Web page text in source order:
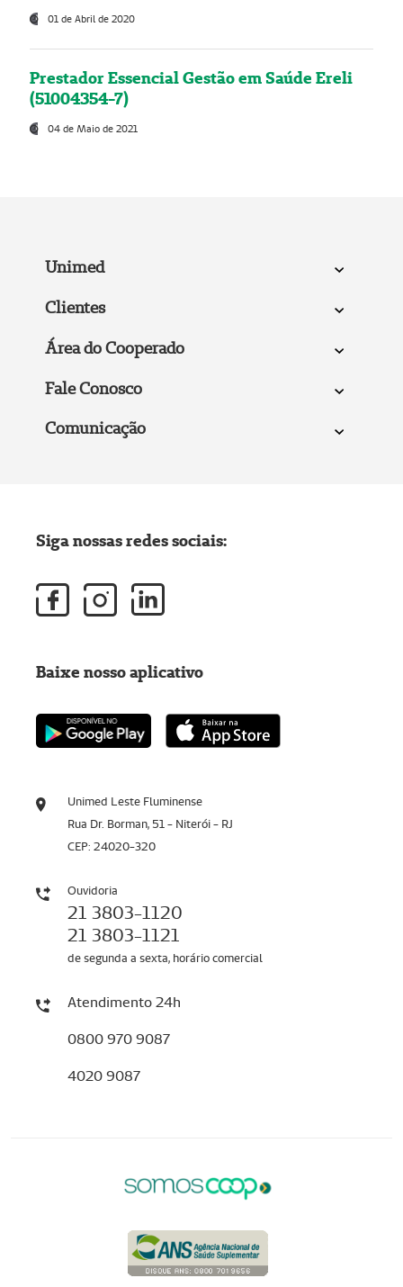
01 de Abril de 2020
Prestador Essencial Gestão em Saúde Ereli
(51004354-7)
04 de Maio de 2021
Unimed
Clientes
Área do Cooperado
Fale Conosco
Comunicação
Unimed Leste Fluminense
Rua Dr. Borman, 51 - Niterói - RJ
CEP: 24020-320
Ouvidoria
21 3803-1120
21 3803-1121
de segunda a sexta, horário comercial
Atendimento 24h
0800 970 9087
4020 9087
Siga nossas redes sociais:
Baixe nosso aplicativo